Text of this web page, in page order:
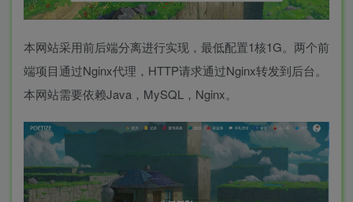
本网站采用前后端分离进行实现，最低配置1核1G。两个前
端项目通过Nginx代理，HTTP请求通过Nginx转发到后台。
本网站需要依赖Java，MySQL，Nginx。